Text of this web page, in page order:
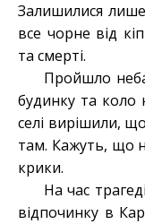
Залишилися
все чорне від
та смерті.
Пройшло
будинку та коло
селі вирішили, що
там. Кажуть, що
крики.
На час
відпочинку в